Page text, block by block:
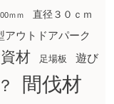
ｍｍ 直径３０ｃｍ
アウトドアパーク
材 足場板 遊び
間伐材